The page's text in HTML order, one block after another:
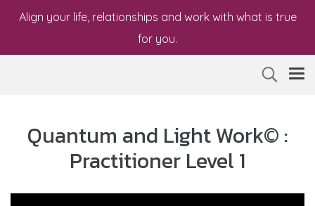
Align your life, relationships and work with what is true
for you.
Quantum and Light Work© :
Practitioner Level 1